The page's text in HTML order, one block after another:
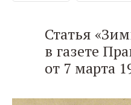
Статья
в газете
от 7 марта